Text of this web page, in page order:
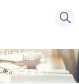
可能
的金融服务！